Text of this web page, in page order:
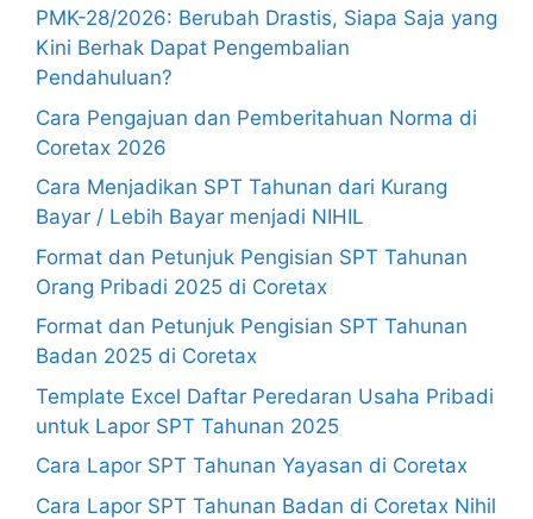
PMK-28/2026: Berubah Drastis, Siapa Saja yang
Kini Berhak Dapat Pengembalian
Pendahuluan?
Cara Pengajuan dan Pemberitahuan Norma di
Coretax 2026
Cara Menjadikan SPT Tahunan dari Kurang
Bayar / Lebih Bayar menjadi NIHIL
Format dan Petunjuk Pengisian SPT Tahunan
Orang Pribadi 2025 di Coretax
Format dan Petunjuk Pengisian SPT Tahunan
Badan 2025 di Coretax
Template Excel Daftar Peredaran Usaha Pribadi
untuk Lapor SPT Tahunan 2025
Cara Lapor SPT Tahunan Yayasan di Coretax
Cara Lapor SPT Tahunan Badan di Coretax Nihil